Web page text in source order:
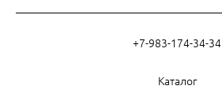
+7-983-174-34-34
Каталог